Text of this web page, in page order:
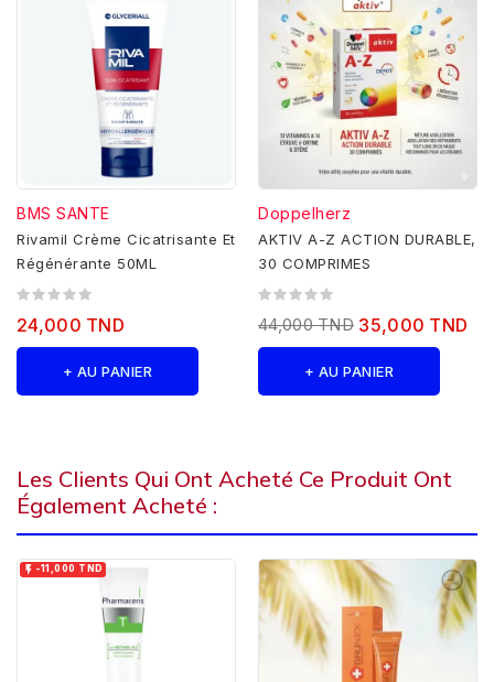
BMS SANTE
Rivamil Crème Cicatrisante Et
Régénérante 50ML
24,000 TND
+ AU PANIER
Doppelherz
AKTIV A-Z ACTION DURABLE,
30 COMPRIMES
44,000 TND 35,000 TND
+ AU PANIER
Les Clients Qui Ont Acheté Ce Produit Ont
Également Acheté :
 -11,000 TND